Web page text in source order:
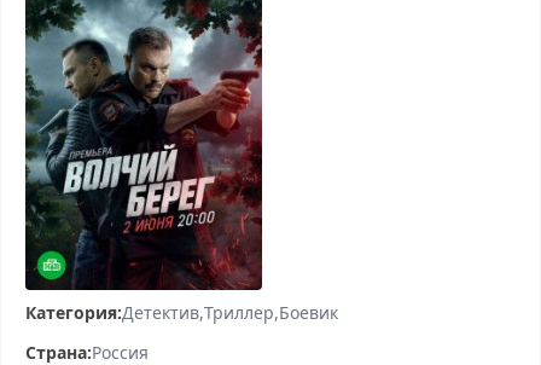
Категория:Детектив Триллер Боевик
Страна:Россия